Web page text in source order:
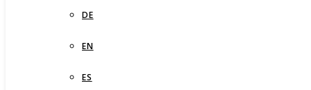
DE
EN
ES